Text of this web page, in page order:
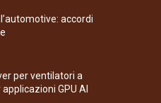
accordi
per ventilatori a
GPU AI